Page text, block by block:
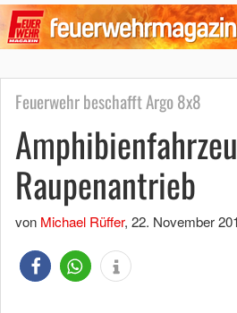
Feuerwehr beschafft Argo 8x8
Raupenantrieb
von Michael Rüffer, 22. November